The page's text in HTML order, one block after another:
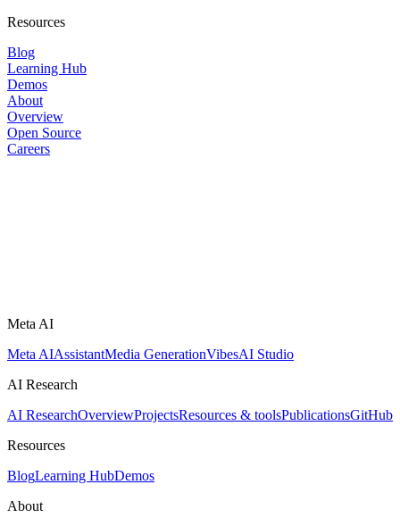
Resources
Blog
Learning Hub
Demos
About
Overview
Open Source
Careers
Meta AI
Meta AIAssistantMedia GenerationVibesAI Studio
AI Research
AI ResearchOverviewProjectsResources & toolsPublicationsGitHub
Resources
BlogLearning HubDemos
About